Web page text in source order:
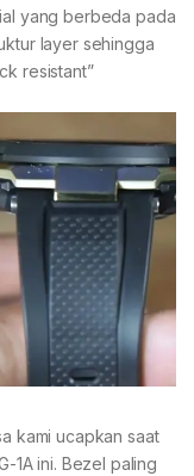
yang berbeda pada
layer sehingga
resistant”
kami ucapkan saat
1A ini. Bezel paling